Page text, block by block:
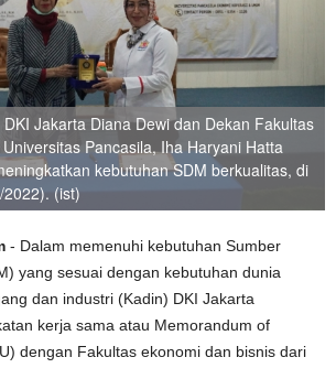
Jakarta Diana Dewi dan Dekan Fakultas
Pancasila, Iha Haryani Hatta
kebutuhan SDM berkualitas, di
(ist)
- Dalam memenuhi kebutuhan Sumber
yang sesuai dengan kebutuhan dunia
dan industri (Kadin) DKI Jakarta
kerja sama atau Memorandum of
dengan Fakultas ekonomi dan bisnis dari